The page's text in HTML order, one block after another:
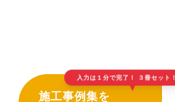
入力は１分で完了！ ３冊セット！
▲
施工事例集を